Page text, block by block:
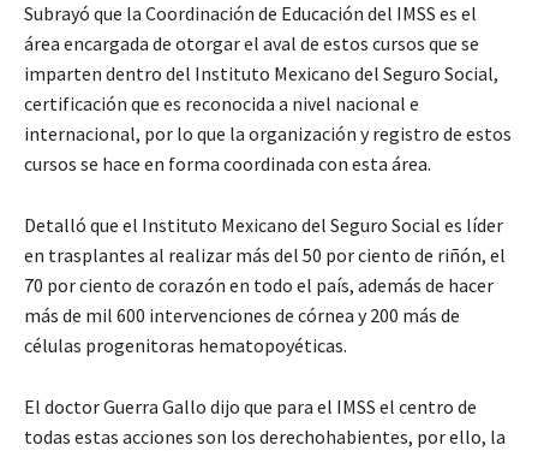
Subrayó que la Coordinación de Educación del IMSS es el
área encargada de otorgar el aval de estos cursos que se
imparten dentro del Instituto Mexicano del Seguro Social,
certificación que es reconocida a nivel nacional e
internacional, por lo que la organización y registro de estos
cursos se hace en forma coordinada con esta área.
Detalló que el Instituto Mexicano del Seguro Social es líder
en trasplantes al realizar más del 50 por ciento de riñón, el
70 por ciento de corazón en todo el país, además de hacer
más de mil 600 intervenciones de córnea y 200 más de
células progenitoras hematopoyéticas.
El doctor Guerra Gallo dijo que para el IMSS el centro de
todas estas acciones son los derechohabientes, por ello, la